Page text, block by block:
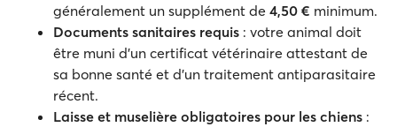
généralement un supplément de 4,50 € minimum.
Documents sanitaires requis : votre animal doit
être muni d'un certificat vétérinaire attestant de
sa bonne santé et d'un traitement antiparasitaire
récent.
Laisse et muselière obligatoires pour les chiens :